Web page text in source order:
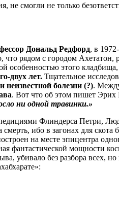
не смогли не только
Дональд Редфорд, в
что рядом с городом
особенностью этого
двух лет. Тщательное
болезни (?).
. Вот что об этом пишет Эрих
ни одной травинки.»
Флиндерса Петри,
смерть, ибо в загонах для
на месте эпицентра
фантастической мощности
убивало без разбора